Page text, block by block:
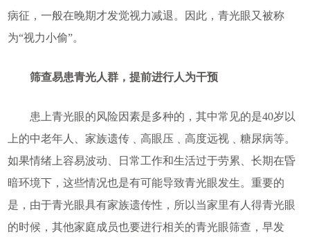
病征，一般在晚期才发觉视力减退。因此，青光眼又被称
为“视力小偷”。
筛查易患青光人群，提前进行人为干预
患上青光眼的风险因素是多种的，其中常见的是40岁以
上的中老年人、家族遗传﹑高眼压﹑高度远视﹑糖尿病等。
如果情绪上容易波动、日常工作和生活过于劳累、长期在昏
暗环境下，这些情况也是有可能导致青光眼发生。重要的
是，由于青光眼具有家族遗传性，所以当家里有人得青光眼
的时候，其他家庭成员也要进行相关的青光眼筛查，早发